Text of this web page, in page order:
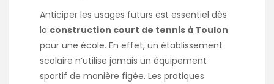
Anticiper les usages futurs est essentiel dès
la construction court de tennis à Toulon
pour une école. En effet, un établissement
scolaire n’utilise jamais un équipement
sportif de manière figée. Les pratiques